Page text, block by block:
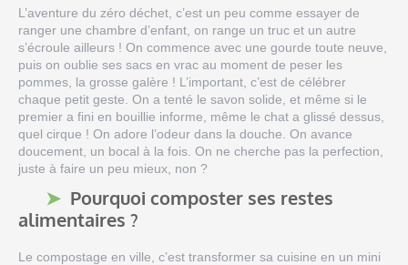
L’aventure du zéro déchet, c’est un peu comme essayer de
ranger une chambre d’enfant, on range un truc et un autre
s’écroule ailleurs ! On commence avec une gourde toute neuve,
puis on oublie ses sacs en vrac au moment de peser les
pommes, la grosse galère ! L’important, c’est de célébrer
chaque petit geste. On a tenté le savon solide, et même si le
premier a fini en bouillie informe, même le chat a glissé dessus,
quel cirque ! On adore l’odeur dans la douche. On avance
doucement, un bocal à la fois. On ne cherche pas la perfection,
juste à faire un peu mieux, non ?
Pourquoi composter ses restes
alimentaires ?
Le compostage en ville, c’est transformer sa cuisine en un mini